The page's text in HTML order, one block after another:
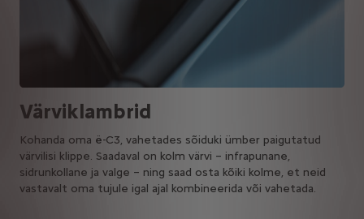
Värviklambrid
Kohanda oma ë-C3, vahetades sõiduki ümber paigutatud
värvilisi klippe. Saadaval on kolm värvi – infrapunane,
sidrunkollane ja valge – ning saad osta kõiki kolme, et neid
vastavalt oma tujule igal ajal kombineerida või vahetada.